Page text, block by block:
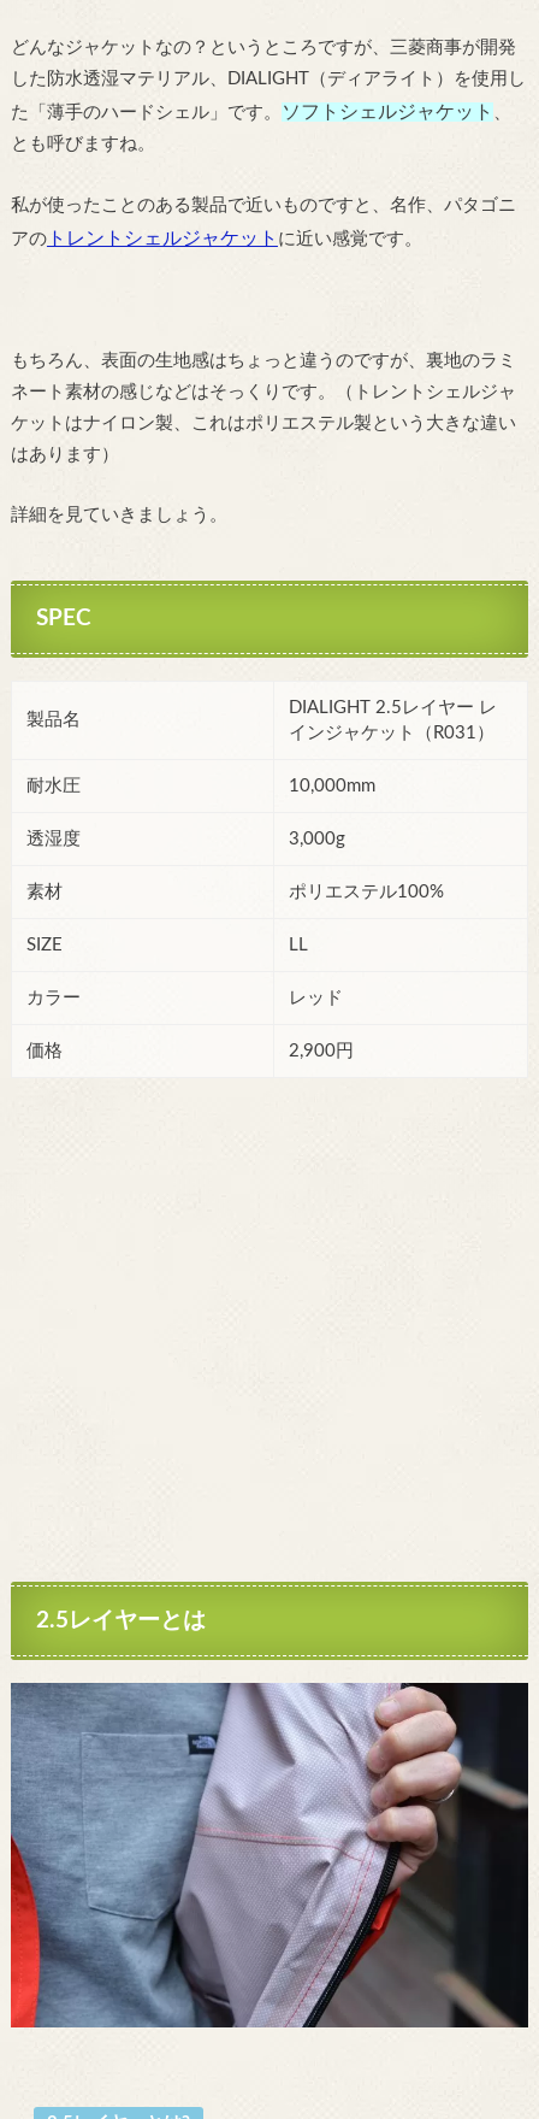
どんなジャケットなの？というところですが、三菱商事が開発
した防水透湿マテリアル、DIALIGHT（ディアライト）を使用し
た「薄手のハードシェル」です。
ソフトシェルジャケット 、
とも呼びますね。
私が使ったことのある製品で近いものですと、名作、パタゴニ
アのトレントシェルジャケット に近い感覚です。
もちろん、表面の生地感はちょっと違うのですが、裏地のラミ
ネート素材の感じなどはそっくりです。（トレントシェルジャ
ケットはナイロン製、これはポリエステル製という大きな違い
はあります）
詳細を見ていきましょう。
SPEC
製品名
DIALIGHT 2.5レイヤー レ
インジャケット（R031）
耐水圧 10,000mm
透湿度 3,000g
素材 ポリエステル100%
SIZE LL
カラー レッド
価格 2,900円
2.5レイヤーとは